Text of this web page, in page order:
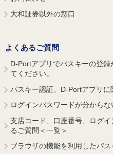
大和証券以外の窓口
よくあるご質問
D-Portアプリでパスキーの登録
てください。
パスキー認証、D-Portアプリに
ログインパスワードが分からな
支店コード、口座番号、ログ
るご質問＜一覧＞
ブラウザの機能を利用したパ